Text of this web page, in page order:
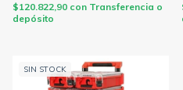
$120.822,90 con Transferencia o
depósito
SIN STOCK